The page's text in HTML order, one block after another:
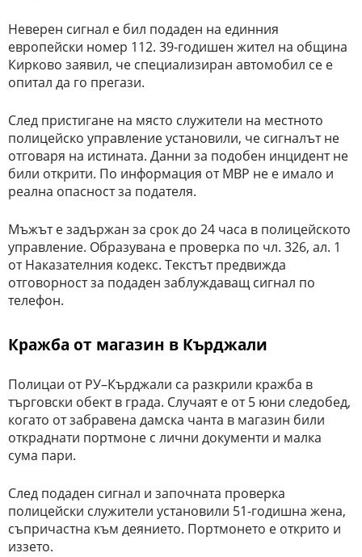
Неверен сигнал е бил подаден на единния
европейски номер 112. 39-годишен жител на община
Кирково заявил, че специализиран автомобил се е
опитал да го прегази.
След пристигане на място служители на местното
полицейско управление установили, че сигналът не
отговаря на истината. Данни за подобен инцидент не
били открити. По информация от МВР не е имало и
реална опасност за подателя.
Мъжът е задържан за срок до 24 часа в полицейското
управление. Образувана е проверка по чл. 326, ал. 1
от Наказателния кодекс. Текстът предвижда
отговорност за подаден заблуждаващ сигнал по
телефон.
Кражба от магазин в Кърджали
Полицаи от РУ–Кърджали са разкрили кражба в
търговски обект в града. Случаят е от 5 юни следобед,
когато от забравена дамска чанта в магазин били
откраднати портмоне с лични документи и малка
сума пари.
След подаден сигнал и започната проверка
полицейски служители установили 51-годишна жена,
съпричастна към деянието. Портмонето е открито и
иззето.